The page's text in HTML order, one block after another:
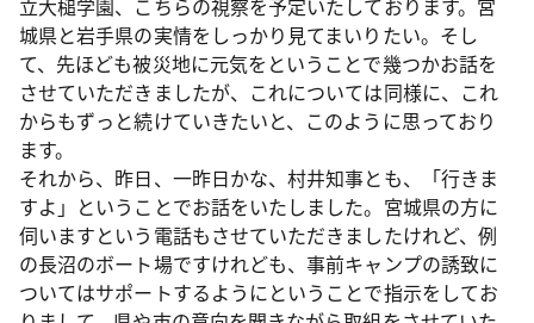
立大槌学園、こちらの視察を予定いたしております。宮
城県と岩手県の実情をしっかり見てまいりたい。そし
て、先ほども被災地に元気をということで幾つかお話を
させていただきましたが、これについては同様に、これ
からもずっと続けていきたいと、このように思っており
ます。
それから、昨日、一昨日かな、村井知事とも、「行きま
すよ」ということでお話をいたしました。宮城県の方に
伺いますという電話もさせていただきましたけれど、例
の長沼のボート場ですけれども、事前キャンプの誘致に
ついてはサポートするようにということで指示をしてお